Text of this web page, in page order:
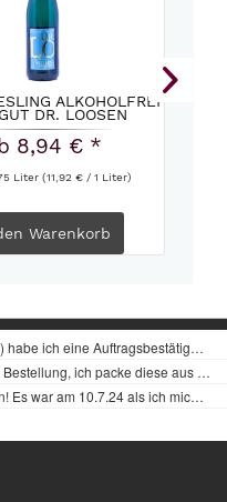
ALKOHOLFREI
DR. LOOSEN
8,94 € *
Liter(11,92 € / 1 Liter)
Warenkorb